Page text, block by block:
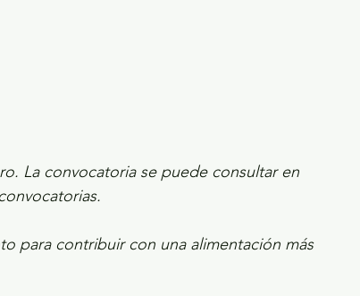
La convocatoria se puede consultar en
para contribuir con una alimentación más